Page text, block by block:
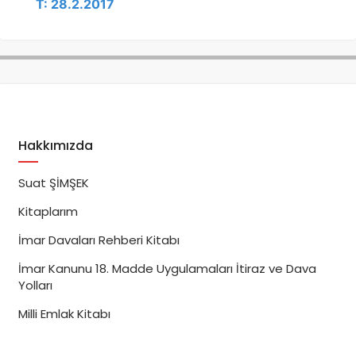
T: 28.2.2017
Hakkımızda
Suat ŞİMŞEK
Kitaplarım
İmar Davaları Rehberi Kitabı
İmar Kanunu 18. Madde Uygulamaları İtiraz ve Dava
Yolları
Milli Emlak Kitabı